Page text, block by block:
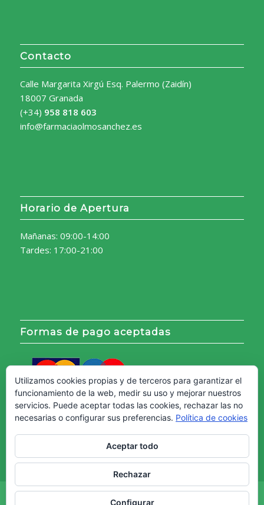
Contacto
Calle Margarita Xirgú Esq. Palermo (Zaidín)
18007 Granada
(+34) 958 818 603
info@farmaciaolmosanchez.es
Horario de Apertura
Mañanas: 09:00-14:00
Tardes: 17:00-21:00
Formas de pago aceptadas
Copyright © - Web creada por Diseño Web Granada.
Utilizamos cookies propias y de terceros para garantizar el
funcionamiento de la web, medir su uso y mejorar nuestros
servicios. Puede aceptar todas las cookies, rechazar las no
necesarias o configurar sus preferencias. Política de cookies
Aceptar todo
Rechazar
Configurar